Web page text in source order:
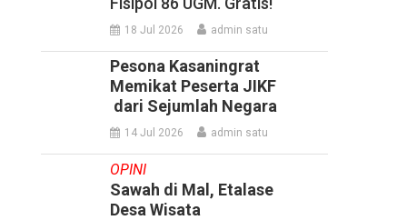
18 Jul 2026 admin satu
Pesona Kasaningrat
Memikat Peserta JIKF
dari Sejumlah Negara
14 Jul 2026 admin satu
OPINI
Sawah di Mal, Etalase
Desa Wisata